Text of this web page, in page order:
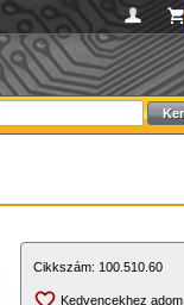
Cikkszám: 100.510.60
Kedvencekhez adom